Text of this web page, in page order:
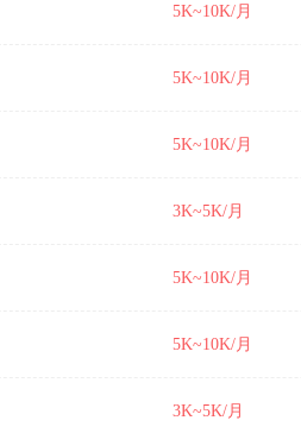
5K~10K/月
5K~10K/月
5K~10K/月
3K~5K/月
5K~10K/月
5K~10K/月
3K~5K/月